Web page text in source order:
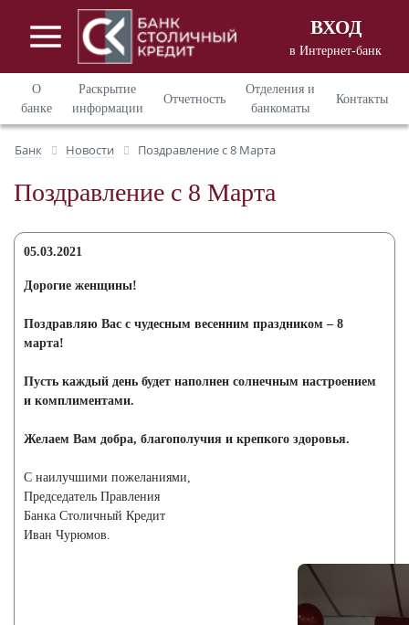
ВХОД
в Интернет-банк
Вход в Интернет - банкинг
корпоративных клиентов
Вход в Интернет - банкинг
частных клиентов
О
банке
Раскрытие
информации
Отчетность
Отделения и
банкоматы
Контакты
Банк Новости Поздравление с 8 Марта
Поздравление с 8 Марта
05.03.2021
Дорогие женщины!
Поздравляю Вас с чудесным весенним праздником – 8
марта!
Пусть каждый день будет наполнен солнечным настроением
и комплиментами.
Желаем Вам добра, благополучия и крепкого здоровья.
С наилучшими пожеланиями,
Председатель Правления
Банка Столичный Кредит
Иван Чурюмов.